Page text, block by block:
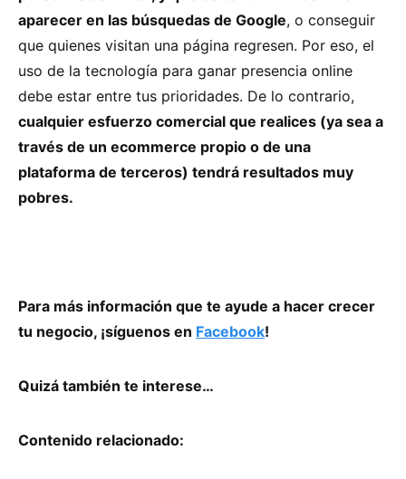
aparecer en las búsquedas de Google, o conseguir
que quienes visitan una página regresen. Por eso, el
uso de la tecnología para ganar presencia online
debe estar entre tus prioridades. De lo contrario,
cualquier esfuerzo comercial que realices (ya sea a
través de un ecommerce propio o de una
plataforma de terceros) tendrá resultados muy
pobres.
Para más información que te ayude a hacer crecer
tu negocio, ¡síguenos en Facebook!
Quizá también te interese…
Contenido relacionado: